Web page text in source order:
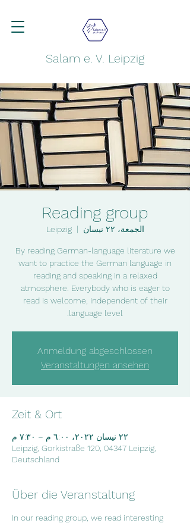
Salam e. V. Leipzig
Reading group
الجمعة، ٢٢ نيسان
  |
Leipzig
By reading German-language literature we
want to practice the German language in
reading and speaking in a relaxed
atmosphere. Everybody who is eager to
read is welcome, independent of their
language level.
Anmeldung abgeschlossen
Veranstaltungen ansehen
Zeit & Ort
٢٢ نيسان ٢٠٢٢، ٦:٠٠ م – ٧:٣٠ م
Leipzig, Gorkistraße 120, 04347 Leipzig,
Deutschland
Über die Veranstaltung
In our reading group, we read interesting